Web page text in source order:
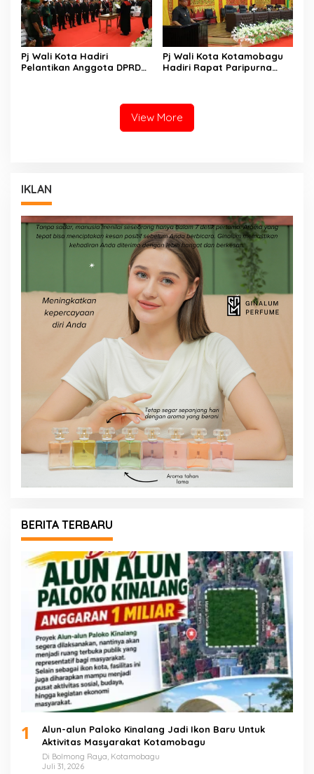
Pj Wali Kota Hadiri
Pelantikan Anggota DPRD
Pj Wali Kota Kotamobagu
Hadiri Rapat Paripurna
View More
IKLAN
BERITA TERBARU
1
Alun-alun Paloko Kinalang Jadi Ikon Baru Untuk
Aktivitas Masyarakat Kotamobagu
Di Bolmong Raya, Kotamobagu
Juli 31, 2026